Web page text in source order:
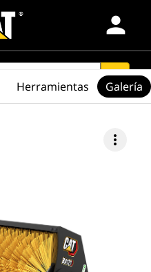
person
search
more_vert
Herramientas Galería